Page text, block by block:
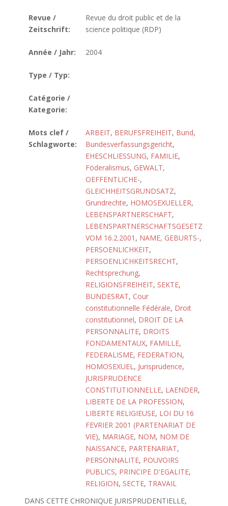
Revue /
Zeitschrift:
Revue du droit public et de la
science politique (RDP)
Année / Jahr: 2004
Type / Typ:
Catégorie /
Kategorie:
Mots clef /
Schlagworte:
ARBEIT, BERUFSFREIHEIT, Bund,
Bundesverfassungsgericht,
EHESCHLIESSUNG, FAMILIE,
Föderalismus, GEWALT,
OEFFENTLICHE-,
GLEICHHEITSGRUNDSATZ,
Grundrechte, HOMOSEXUELLER,
LEBENSPARTNERSCHAFT,
LEBENSPARTNERSCHAFTSGESETZ
VOM 16.2.2001 , NAME, GEBURTS-,
PERSOENLICHKEIT,
PERSOENLICHKEITSRECHT,
Rechtsprechung,
RELIGIONSFREIHEIT, SEKTE,
BUNDESRAT, Cour
constitutionnelle Fédérale, Droit
constitutionnel, DROIT DE LA
PERSONNALITE, DROITS
FONDAMENTAUX, FAMILLE,
FEDERALISME, FEDERATION,
HOMOSEXUEL, Jurisprudence,
JURISPRUDENCE
CONSTITUTIONNELLE, LAENDER,
LIBERTE DE LA PROFESSION,
LIBERTE RELIGIEUSE, LOI DU 16
FEVRIER 2001 (PARTENARIAT DE
VIE), MARIAGE, NOM, NOM DE
NAISSANCE, PARTENARIAT,
PERSONNALITE, POUVOIRS
PUBLICS, PRINCIPE D'EGALITE,
RELIGION, SECTE, TRAVAIL
DANS CETTE CHRONIQUE JURISPRUDENTIELLE,